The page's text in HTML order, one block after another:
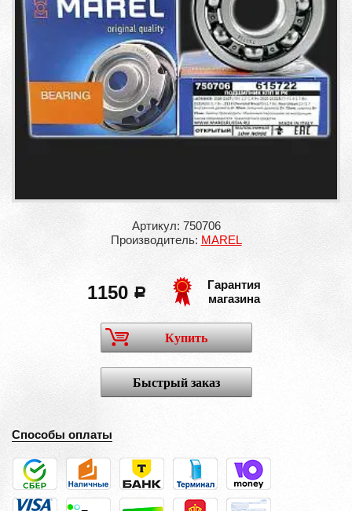
Артикул: 750706
Производитель: MAREL
1150 a
Гарантия
магазина
Купить
Быстрый заказ
Способы оплаты